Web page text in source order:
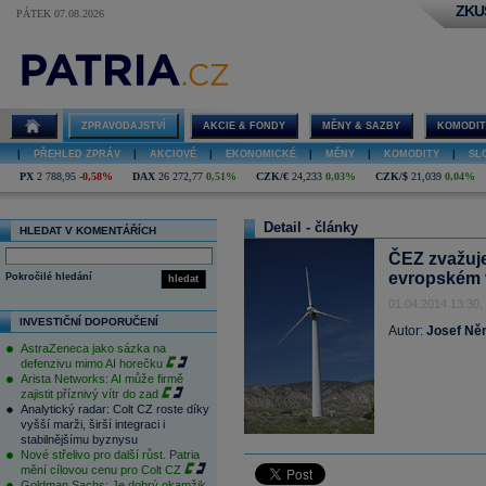
PÁTEK 07.08.2026
ZPRAVODAJSTVÍ AKCIE & FONDY MĚNY & SAZBY
PŘEHLED ZPRÁV AKCIOVÉ EKONOMICKÉ MĚNY KOMODITY
PX 2 788,95 -0,58% DAX 26 272,77 0,51% CZK/€ 24,233 0,03% CZK/$ 21,039 0,04%
HLEDAT V KOMENTÁŘÍCH
hledat
Pokročilé hledání
INVESTIČNÍ DOPORUČENÍ
AstraZeneca jako sázka na
defenzivu mimo AI horečku
Arista Networks: AI může firmě
zajistit příznivý vítr do zad
Analytický radar: Colt CZ roste díky
vyšší marži, širší integraci i
stabilnějšímu byznysu
Nové střelivo pro další růst. Patria
mění cílovou cenu pro Colt CZ
Detail - články
ČEZ
evropském
01.04.2014 13:30,
Autor: Josef